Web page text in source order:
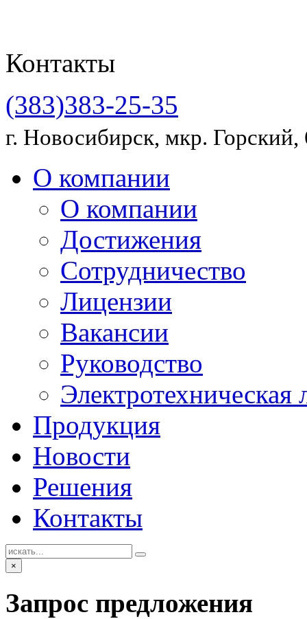
Контакты
(383)383-25-35
г. Новосибирск, мкр.
О компании
О компании
Достижения
Сотрудничество
Лицензии
Вакансии
Руководство
Электротехническая
Продукция
Новости
Решения
Контакты
×
Запрос предложения